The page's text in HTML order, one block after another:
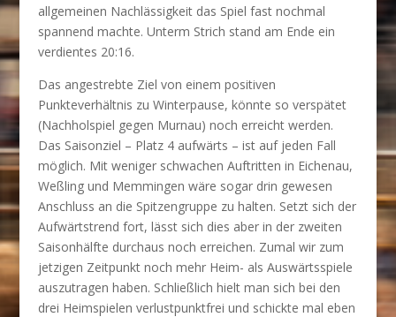
allgemeinen Nachlässigkeit das Spiel fast nochmal
spannend machte. Unterm Strich stand am Ende ein
verdientes 20:16.
Das angestrebte Ziel von einem positiven
Punkteverhältnis zu Winterpause, könnte so verspätet
(Nachholspiel gegen Murnau) noch erreicht werden.
Das Saisonziel – Platz 4 aufwärts – ist auf jeden Fall
möglich. Mit weniger schwachen Auftritten in Eichenau,
Weßling und Memmingen wäre sogar drin gewesen
Anschluss an die Spitzengruppe zu halten. Setzt sich der
Aufwärtstrend fort, lässt sich dies aber in der zweiten
Saisonhälfte durchaus noch erreichen. Zumal wir zum
jetzigen Zeitpunkt noch mehr Heim- als Auswärtsspiele
auszutragen haben. Schließlich hielt man sich bei den
drei Heimspielen verlustpunktfrei und schickte mal eben